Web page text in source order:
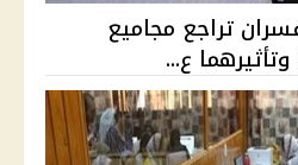
تراجع مجاميع